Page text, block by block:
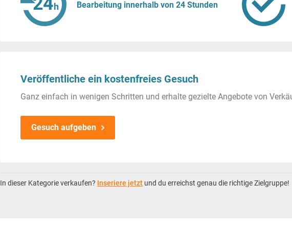
Bearbeitung innerhalb von 24 Stunden
Veröffentliche ein kostenfreies Gesuch
Ganz einfach in wenigen Schritten und erhalte gezielte Angebote von
Gesuch aufgeben
In dieser Kategorie verkaufen? Inseriere jetzt und du erreichst genau die richtige Zielgruppe!